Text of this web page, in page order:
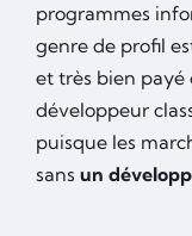
programmes
genre de profil
et très bien payé
développeur
puisque les
sans un